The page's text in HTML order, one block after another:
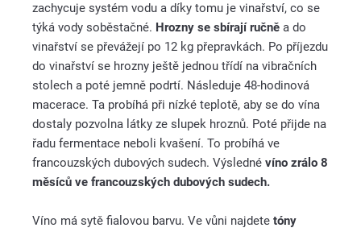
zachycuje systém vodu a díky tomu je vinařství, co se
týká vody soběstačné. Hrozny se sbírají ručně a do
vinařství se převážejí po 12 kg přepravkách. Po příjezdu
do vinařství se hrozny ještě jednou třídí na vibračních
stolech a poté jemně podrtí. Následuje 48-hodinová
macerace. Ta probíhá při nízké teplotě, aby se do vína
dostaly pozvolna látky ze slupek hroznů. Poté přijde na
řadu fermentace neboli kvašení. To probíhá ve
francouzských dubových sudech. Výsledné víno zrálo 8
měsíců ve francouzských dubových sudech.
Víno má sytě fialovou barvu. Ve vůni najdete tóny